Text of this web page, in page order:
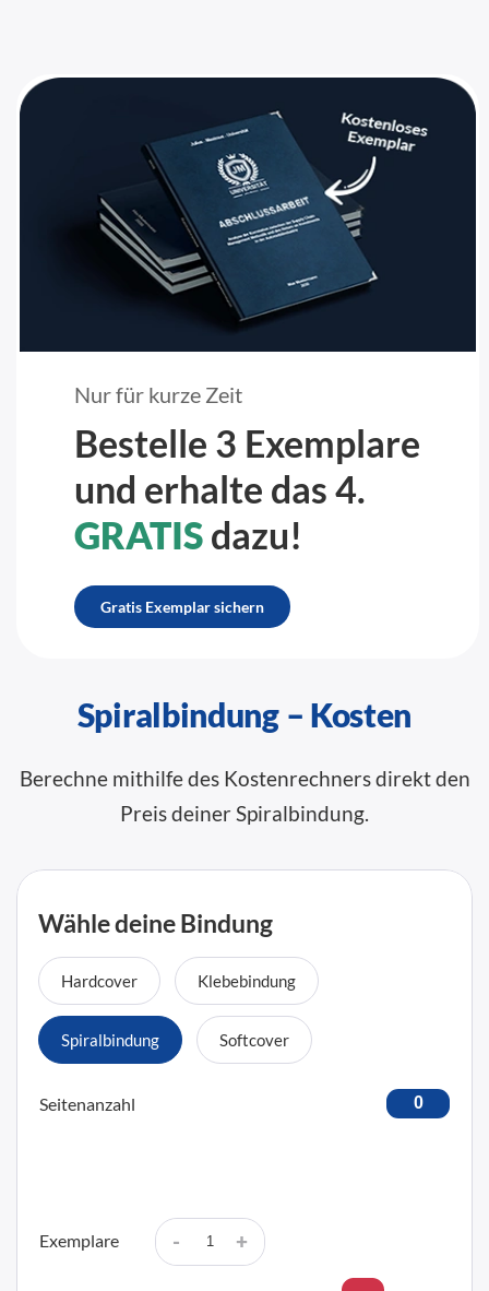
Nur für kurze Zeit
Bestelle 3 Exemplare
und erhalte das 4.
GRATISdazu!
Gratis Exemplar sichern
Spiralbindung – Kosten
Berechne mithilfe des Kostenrechners direkt den
Preis deiner Spiralbindung.
Wähle deine Bindung
Hardcover Klebebindung
Spiralbindung Softcover
Seitenanzahl
Exemplare - +